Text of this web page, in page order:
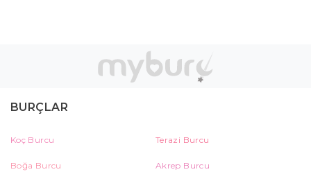
BURÇLAR
Koç Burcu Terazi Burcu
Boğa Burcu Akrep Burcu